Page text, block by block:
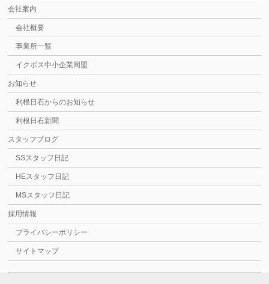
会社案内
会社概要
事業所一覧
イクボス中小企業同盟
お知らせ
利根日石からのお知らせ
利根日石新聞
スタッフブログ
SSスタッフ日記
HEスタッフ日記
MSスタッフ日記
採用情報
プライバシーポリシー
サイトマップ